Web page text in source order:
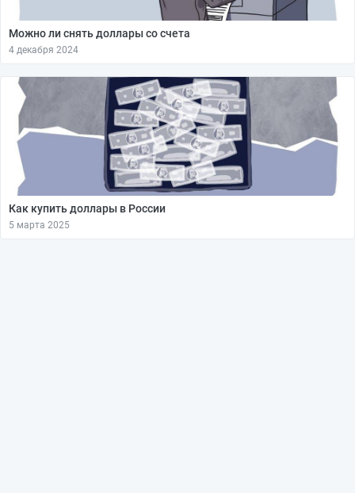
Можно ли снять доллары со счета
4 декабря 2024
Как купить доллары в России
5 марта 2025